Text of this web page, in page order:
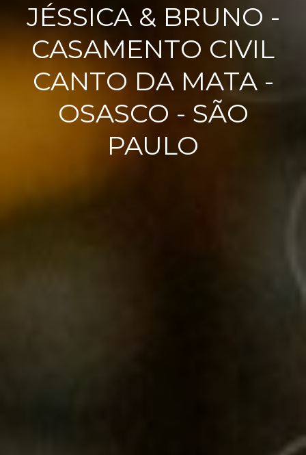
JÉSSICA & BRUNO -
CASAMENTO CIVIL
CANTO DA MATA -
OSASCO - SÃO
PAULO